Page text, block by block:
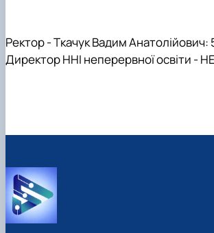
Ректор - Ткачук Вадим
Директор ННІ неперервної освіти -